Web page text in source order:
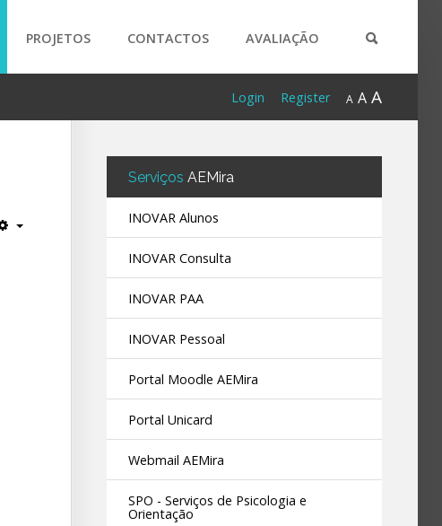
PROJETOS CONTACTOS AVALIAÇÃO
A A A
Register
Login
ServiçosAEMira
INOVAR Alunos
INOVAR Consulta
INOVAR PAA
INOVAR Pessoal
Portal Moodle AEMira
Portal Unicard
Webmail AEMira
SPO - Serviços de Psicologia e
Orientação